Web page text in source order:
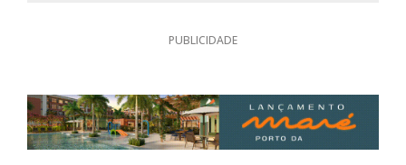
PUBLICIDADE